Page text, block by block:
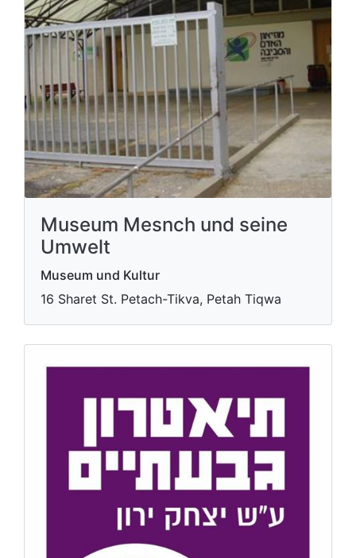
Museum Mesnch und seine
Umwelt
Museum und Kultur
16 Sharet St. Petach-Tikva, Petah Tiqwa